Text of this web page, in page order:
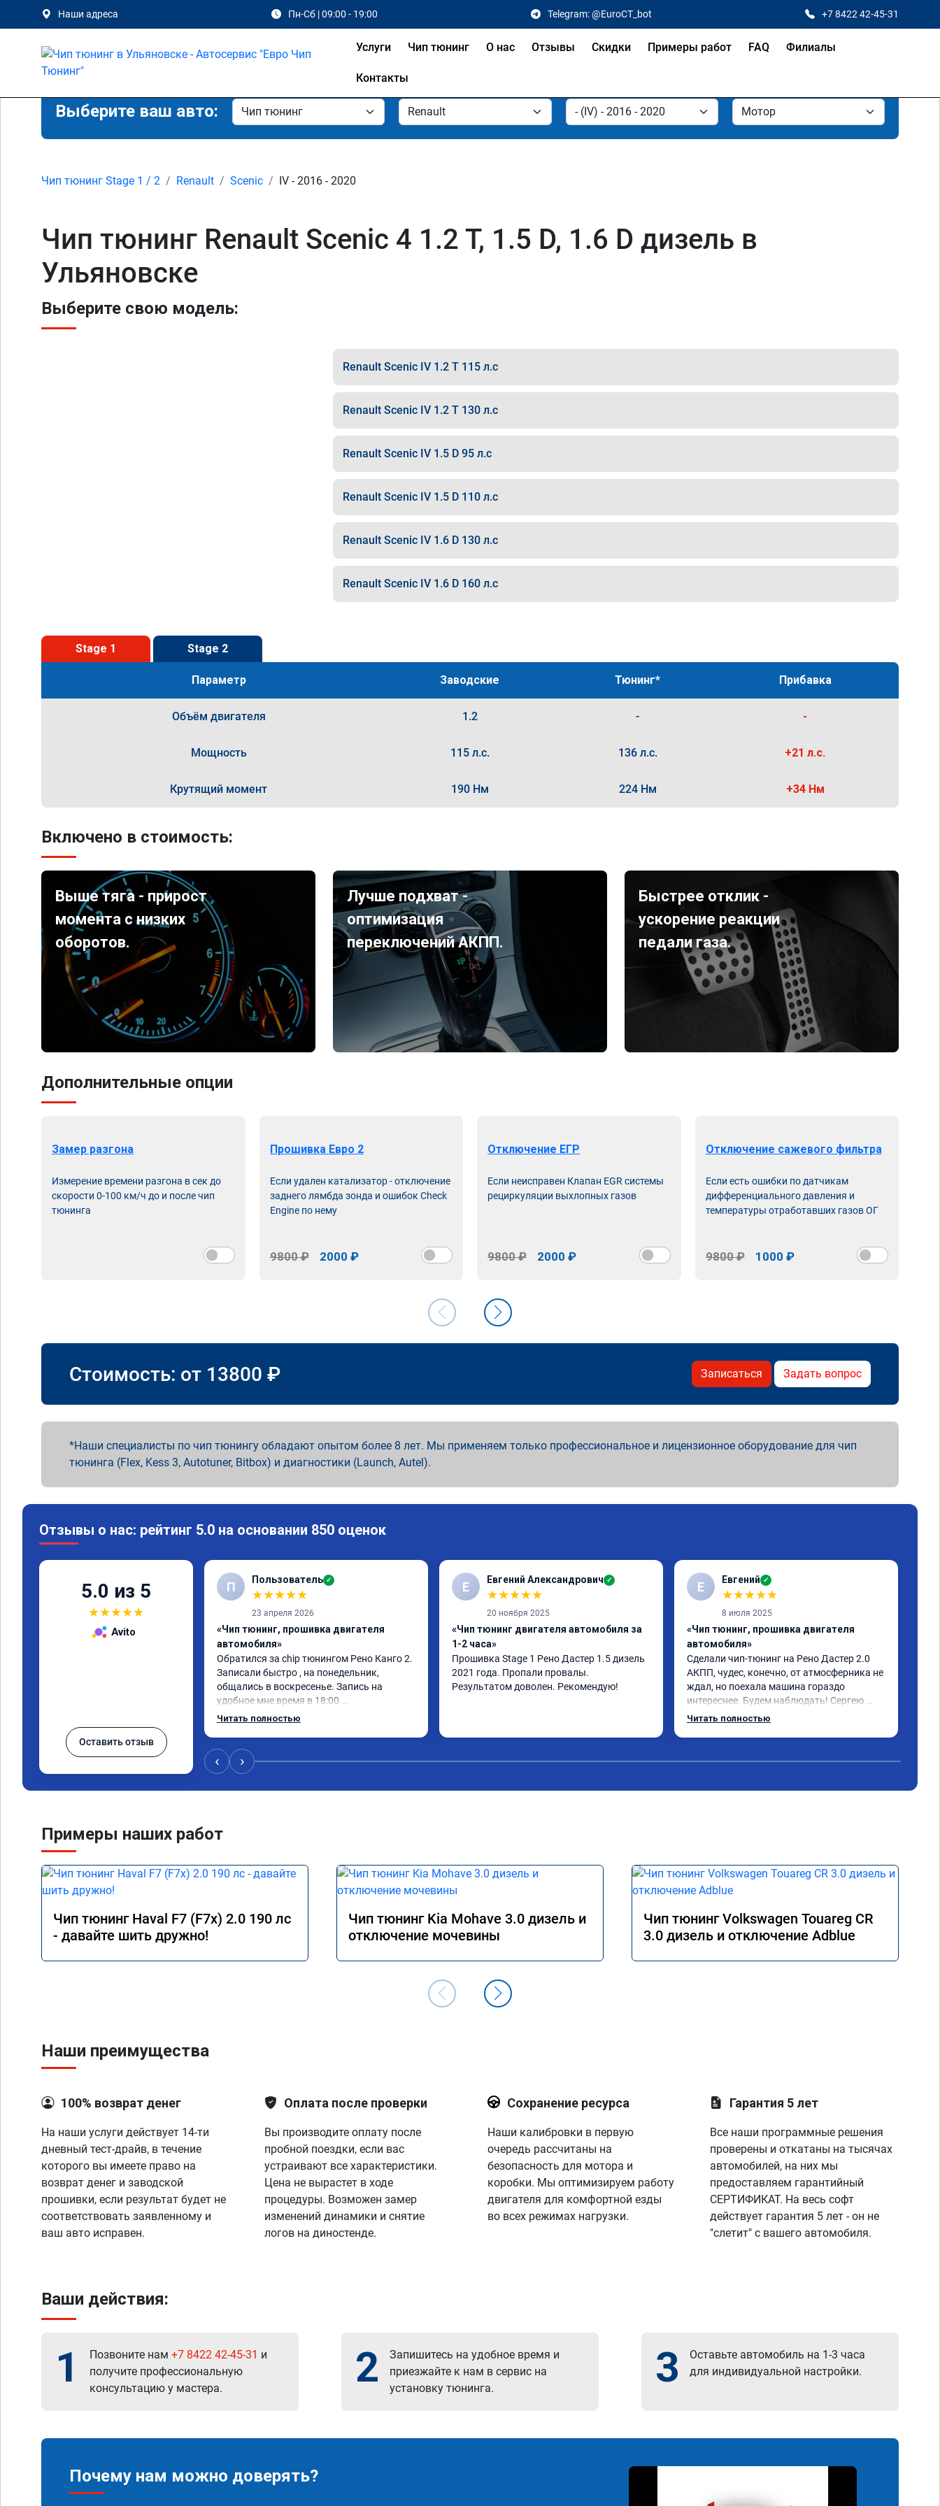
Наши адреса Пн-Сб | 09:00 - 19:00 Telegram: @EuroCT_bot +7 8422 42-45-31
Услуги Чип тюнинг О нас Отзывы Скидки Примеры работ FAQ Филиалы
Контакты
Выберите ваш авто:
Чип тюнинг Stage 1 / 2 Renault Scenic IV - 2016 - 2020
Чип тюнинг Renault Scenic 4 1.2 T, 1.5 D, 1.6 D дизель в
Ульяновске
Выберите свою модель:
Renault Scenic IV 1.2 T 115 л.с
Renault Scenic IV 1.2 T 130 л.с
Renault Scenic IV 1.5 D 95 л.с
Renault Scenic IV 1.5 D 110 л.с
Renault Scenic IV 1.6 D 130 л.с
Renault Scenic IV 1.6 D 160 л.с
Stage 1 Stage 2
Параметр Заводские Тюнинг* Прибавка
Объём двигателя 1.2 - -
Мощность 115 л.с. 136 л.с. +21 л.с.
Крутящий момент 190 Нм 224 Нм +34 Нм
Включено в стоимость:
Выше тяга - прирост
момента с низких
оборотов.
Лучше подхват -
оптимизация
переключений АКПП.
Быстрее отклик -
ускорение реакции
педали газа.
Дополнительные опции
Замер разгона
Измерение времени разгона в сек до
скорости 0-100 км/ч до и после чип
тюнинга
Прошивка Евро 2
Если удален катализатор - отключение
заднего лямбда зонда и ошибок Check
Engine по нему
9800 ₽ 2000 ₽
Отключение ЕГР
Если неисправен Клапан EGR системы
рециркуляции выхлопных газов
9800 ₽ 2000 ₽
Отключение сажевого фильтра
Если есть ошибки по датчикам
дифференциального давления и
температуры отработавших газов ОГ
9800 ₽ 1000 ₽
Стоимость: от 13800 ₽ Записаться Задать вопрос
Наши специалисты по чип тюнингу обладают опытом более 8 лет. Мы применяем только профессиональное и лицензионное оборудование для чип
тюнинга (Flex, Kess 3, Autotuner, Bitbox) и диагностики (Launch, Autel).
Отзывы о нас: рейтинг 5.0 на основании 850 оценок
5.0 из 5
★★★★★
Avito
Оставить отзыв
П Пользователь ✓
★★★★★
23 апреля 2026
«Чип тюнинг, прошивка двигателя
автомобиля»
Обратился за chip тюнингом Рено Канго 2.
Записали быстро , на понедельник,
общались в воскресенье. Запись на
удобное мне время в 18:00.
Работу выполнили за 30 минут,
Читать полностью
Е Евгений Александрович ✓
★★★★★
20 ноября 2025
«Чип тюнинг двигателя автомобиля за
1-2 часа»
Прошивка Stage 1 Рено Дастер 1.5 дизель
2021 года. Пропали провалы.
Результатом доволен. Рекомендую!
Е Евгений ✓
★★★★★
8 июля 2025
«Чип тюнинг, прошивка двигателя
автомобиля»
Сделали чип-тюнинг на Рено Дастер 2.0
АКПП, чудес, конечно, от атмосферника не
ждал, но поехала машина гораздо
интереснее. Будем наблюдать! Сергею
отдельное спасибо за профессионально
Читать полностью
‹ ›
Примеры наших работ
Чип тюнинг Haval F7 (F7x) 2.0 190 лс
- давайте шить дружно!
Чип тюнинг Kia Mohave 3.0 дизель и
отключение мочевины
Чип тюнинг Volkswagen Touareg CR
3.0 дизель и отключение Adblue
Наши преимущества
100% возврат денег
На наши услуги действует 14-ти
дневный тест-драйв, в течение
которого вы имеете право на
возврат денег и заводской
прошивки, если результат будет не
соответствовать заявленному и
ваш авто исправен.
Оплата после проверки
Вы производите оплату после
пробной поездки, если вас
устраивают все характеристики.
Цена не вырастет в ходе
процедуры. Возможен замер
изменений динамики и снятие
логов на диностенде.
Сохранение ресурса
Наши калибровки в первую
очередь рассчитаны на
безопасность для мотора и
коробки. Мы оптимизируем работу
двигателя для комфортной езды
во всех режимах нагрузки.
Гарантия 5 лет
Все наши программные решения
проверены и откатаны на тысячах
автомобилей, на них мы
предоставляем гарантийный
СЕРТИФИКАТ. На весь софт
действует гарантия 5 лет - он не
"слетит" с вашего автомобиля.
Ваши действия:
1 Позвоните нам +7 8422 42-45-31 и
получите профессиональную
консультацию у мастера.
2
Запишитесь на удобное время и
приезжайте к нам в сервис на
установку тюнинга.
3
Оставьте автомобиль на 1-3 часа
для индивидуальной настройки.
Почему нам можно доверять?